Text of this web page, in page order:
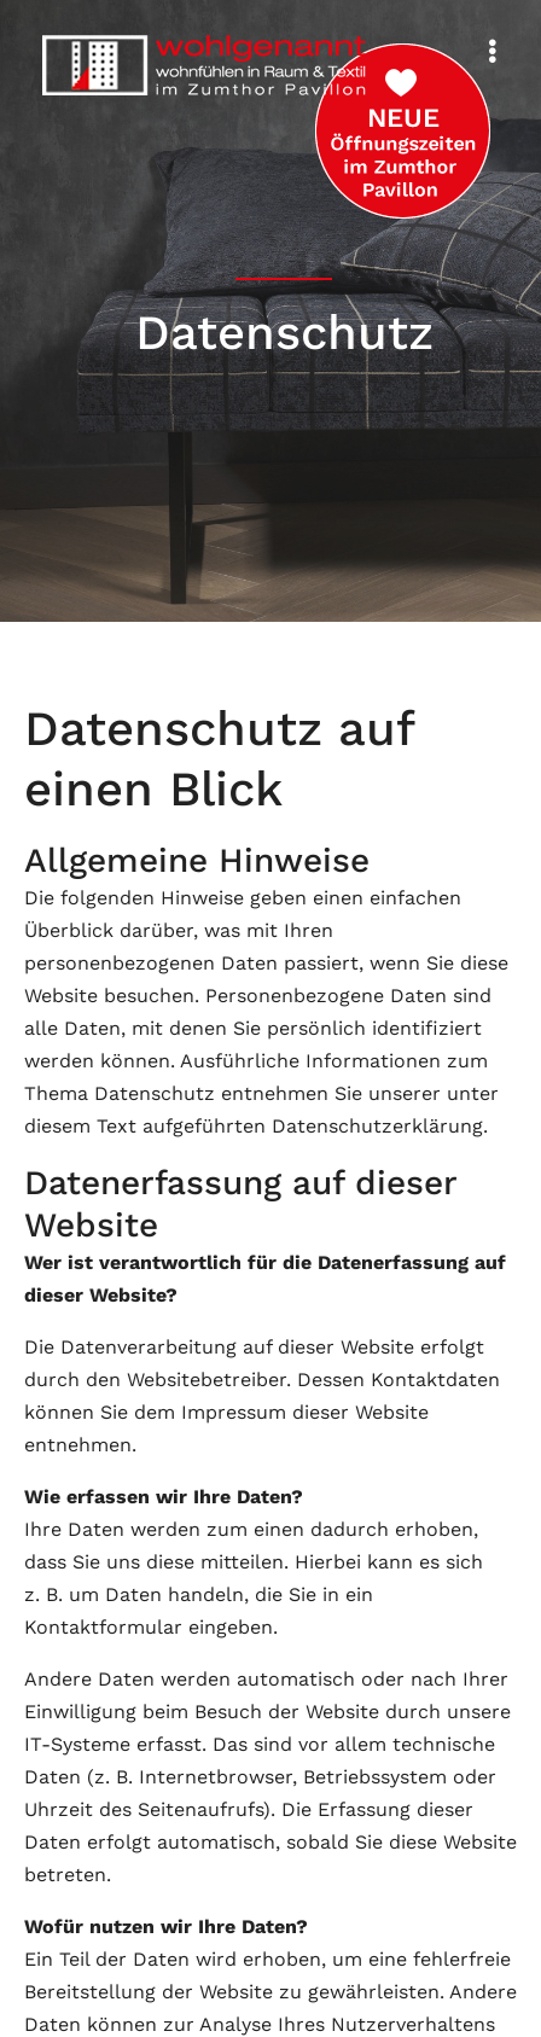
Datenschutz
Datenschutz auf
einen Blick
Allgemeine Hinweise
Die folgenden Hinweise geben einen einfachen
Überblick darüber, was mit Ihren
personenbezogenen Daten passiert, wenn Sie diese
Website besuchen. Personenbezogene Daten sind
alle Daten, mit denen Sie persönlich identifiziert
werden können. Ausführliche Informationen zum
Thema Datenschutz entnehmen Sie unserer unter
diesem Text aufgeführten Datenschutzerklärung.
Datenerfassung auf dieser
Website
Wer ist verantwortlich für die Datenerfassung auf
dieser Website?
Die Datenverarbeitung auf dieser Website erfolgt
durch den Websitebetreiber. Dessen Kontaktdaten
können Sie dem Impressum dieser Website
entnehmen.
Wie erfassen wir Ihre Daten?
Ihre Daten werden zum einen dadurch erhoben,
dass Sie uns diese mitteilen. Hierbei kann es sich
z. B. um Daten handeln, die Sie in ein
Kontaktformular eingeben.
Andere Daten werden automatisch oder nach Ihrer
Einwilligung beim Besuch der Website durch unsere
IT-Systeme erfasst. Das sind vor allem technische
Daten (z. B. Internetbrowser, Betriebssystem oder
Uhrzeit des Seitenaufrufs). Die Erfassung dieser
Daten erfolgt automatisch, sobald Sie diese Website
betreten.
Wofür nutzen wir Ihre Daten?
Ein Teil der Daten wird erhoben, um eine fehlerfreie
Bereitstellung der Website zu gewährleisten. Andere
Daten können zur Analyse Ihres Nutzerverhaltens